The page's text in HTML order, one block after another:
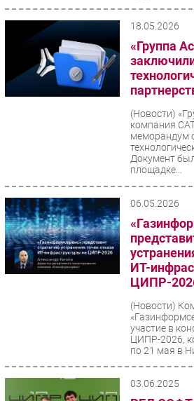
18.05.2026
«Группа
(Новости)
компания
меморандум
Документ
площадке...
06.05.2026
ИТ-
ЦИПР-
(Новости)
участие в
ЦИПР-2026,
по 21 мая в
03.06.2025